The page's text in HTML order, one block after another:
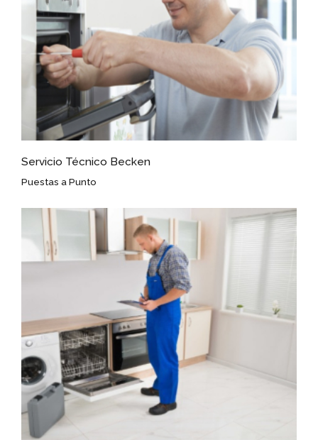
Servicio Técnico Becken
Puestas a Punto